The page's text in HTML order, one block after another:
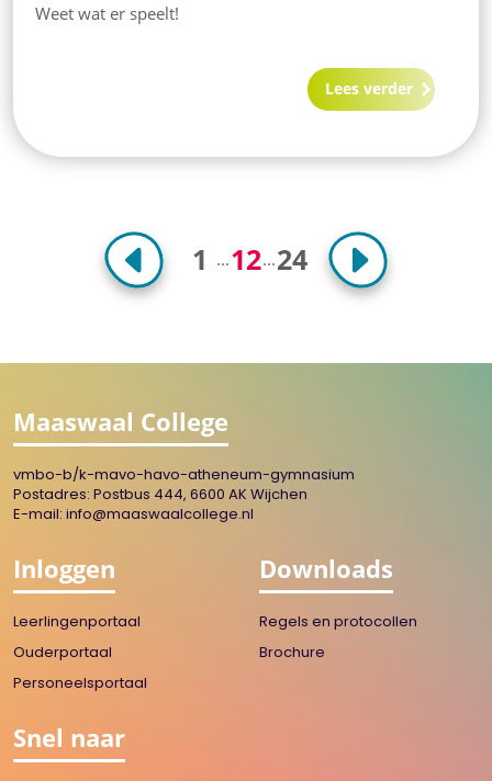
Weet wat er speelt!
Lees verder
1 ...12...24
Maaswaal College
vmbo-b/k-mavo-havo-atheneum-gymnasium
Postadres: Postbus 444, 6600 AK Wijchen
E-mail: info@maaswaalcollege.nl
Inloggen
Leerlingenportaal
Ouderportaal
Personeelsportaal
Downloads
Regels en protocollen
Brochure
Snel naar